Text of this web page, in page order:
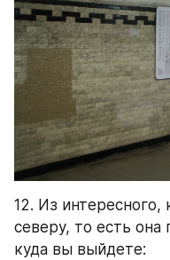
12. Из интересного,
северу, то есть она
куда вы выйдете: